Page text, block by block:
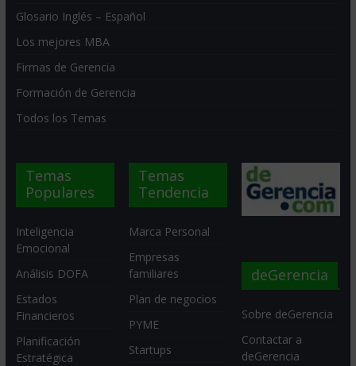
Glosario Inglés – Español
Los mejores MBA
Firmas de Gerencia
Formación de Gerencia
Todos los Temas
Temas
Populares
Inteligencia
Emocional
Análisis DOFA
Estados
Financieros
Planificación
Estratégica
Temas
Tendencia
Marca Personal
Empresas
familiares
Plan de negocios
PYME
Startups
deGerencia
Sobre deGerencia
Contactar a
deGerencia